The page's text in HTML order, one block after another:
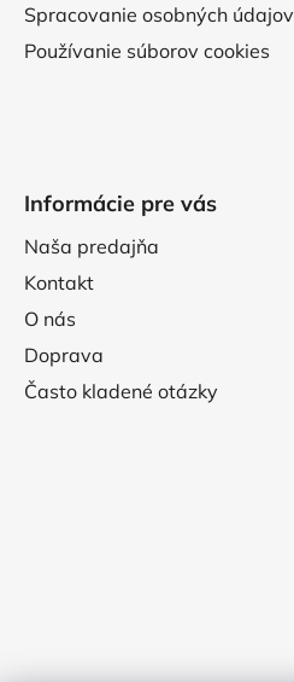
Spracovanie osobných údajov
Používanie súborov cookies
Informácie pre vás
Naša predajňa
Kontakt
O nás
Doprava
Často kladené otázky